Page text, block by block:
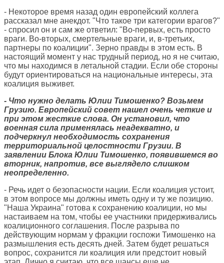
- Некоторое время назад один европейский коллега
рассказал мне анекдот. "Что такое три категории врагов?"
- спросил он и сам же ответил: "Во-первых, есть просто
враги. Во-вторых, смертельные враги, и, в-третьих,
партнеры по коалиции". Зерно правды в этом есть. В
настоящий момент у нас трудный период, но я не считаю,
что мы находимся в летальной стадии. Если обе стороны
будут ориентироваться на национальные интересы, эта
коалиция выживет.
- Что нужно делать Юлии Тимошенко? Возьмем
Грузию. Европейский совет нашел очень четкие и
при этом жесткие слова. Он установил, что
военная сила применялась неадекватно, и
подчеркнул необходимость сохранения
территориальной целостности Грузии. В
заявлении Блока Юлии Тимошенко, появившемся во
вторник, напротив, все выглядело слишком
неопределенно.
- Речь идет о безопасности нации. Если коалиция устоит,
в этом вопросе мы должны иметь одну и ту же позицию.
"Наша Украина" готова к сохранению коалиции, но мы
настаиваем на том, чтобы ее участники придерживались
коалиционного соглашения. После разрыва по
действующим нормам у фракции госпожи Тимошенко на
размышления есть десять дней. Затем будет решаться
вопрос, сохранится ли коалиция или предстоит новый